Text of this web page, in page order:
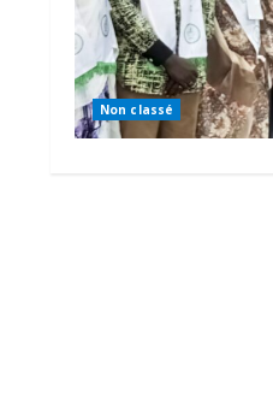
Non classé